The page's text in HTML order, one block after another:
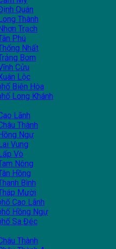
Quán
Thành
Trạch
Phú
Nhất
Bom
Cửu
Lộc
Biên Hòa
Long Khánh
Lãnh
Thành
Ngự
Vung
Vò
Nông
Hồng
Bình
Mười
Cao Lãnh
Hồng Ngự
Sa Đéc
Thành